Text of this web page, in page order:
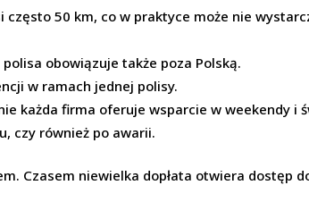
50 km, co w praktyce może nie
obowiązuje także poza Polską.
w ramach jednej polisy.
każda firma oferuje wsparcie w weekendy i
czy również po awarii.
Czasem niewielka dopłata otwiera dostęp